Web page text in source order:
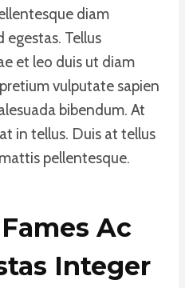
diam
Tellus
et leo duis ut diam
vulputate sapien
bibendum. At
in tellus. Duis at tellus
pellentesque.
Ac
Integer